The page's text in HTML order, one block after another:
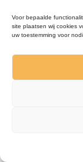
Voor bepaalde
site plaatsen wij cookies
uw toestemming voor
Polen, 1945
Adam